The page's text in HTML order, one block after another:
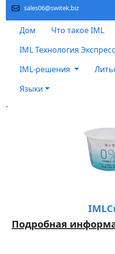
sales06@switek.biz
Дом
Что такое IML
IML Технология Экспресс
IML-решения
Языки
.
Подробная